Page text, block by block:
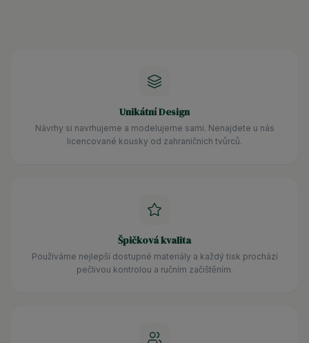
Unikátní Design
Návrhy si navrhujeme a modelujeme sami. Nenajdete u nás
licencované kousky od zahraničních tvůrců.
Špičková kvalita
Používáme nejlepší dostupné materiály a každý tisk prochází
pečlivou kontrolou a ručním začištěním.